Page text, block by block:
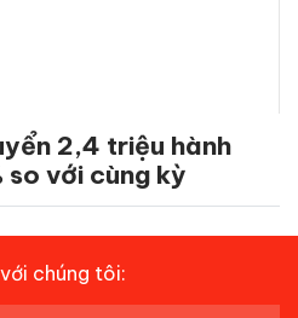
2,4 triệu hành
so với cùng kỳ
chúng tôi: